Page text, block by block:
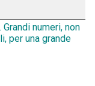
Grandi numeri, non
per una grande